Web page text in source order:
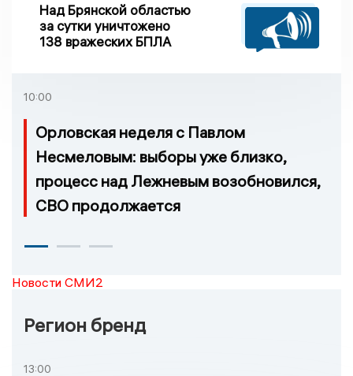
Над Брянской областью
за сутки уничтожено
138 вражеских БПЛА
10:00
Орловская неделя с Павлом
Несмеловым: выборы уже близко,
процесс над Лежневым возобновился,
СВО продолжается
Новости СМИ2
Регион бренд
13:00